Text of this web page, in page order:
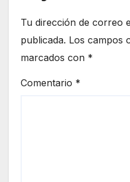
Tu dirección de correo
publicada. Los campos
marcados con *
Comentario *